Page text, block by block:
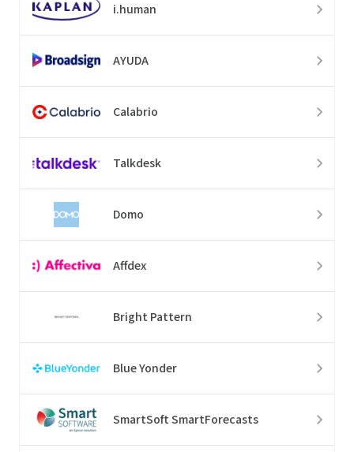
i.human
AYUDA
Calabrio
Talkdesk
Domo
Affdex
Bright Pattern
Blue Yonder
SmartSoft SmartForecasts